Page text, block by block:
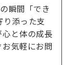
瞬間「でき
添った支
と体の成長
気軽にお問